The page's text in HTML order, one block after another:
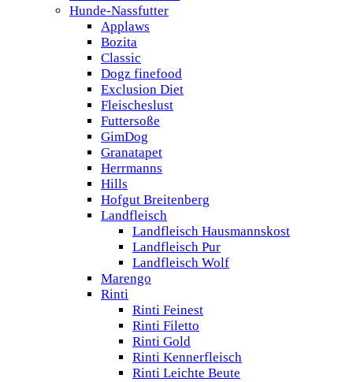
Hunde-Nassfutter
Applaws
Bozita
Classic
Dogz finefood
Exclusion Diet
Fleischeslust
Futtersoße
GimDog
Granatapet
Herrmanns
Hills
Hofgut Breitenberg
Landfleisch
Landfleisch Hausmannskost
Landfleisch Pur
Landfleisch Wolf
Marengo
Rinti
Rinti Feinest
Rinti Filetto
Rinti Gold
Rinti Kennerfleisch
Rinti Leichte Beute